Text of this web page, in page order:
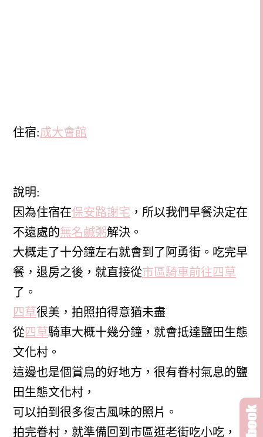
住宿:成大會館
說明:
因為住宿在保安路謝宅 ，所以我們早餐決定在
不遠處的無名鹹粥解決。
大概走了十分鐘左右就會到了阿勇街。吃完早
餐，退房之後，就直接從市區騎車前往四草
了。
四草很美，拍照拍得意猶未盡
從四草騎車大概十幾分鐘，就會抵達鹽田生態
文化村。
這邊也是個賞鳥的好地方，很有眷村氣息的鹽
田生態文化村，
可以拍到很多復古風味的照片。
拍完眷村，就準備回到市區逛老街吃小吃，